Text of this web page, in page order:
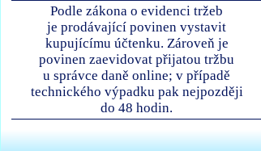
Podle zákona o evidenci tržeb
je prodávající povinen vystavit
kupujícímu účtenku. Zároveň je
povinen zaevidovat přijatou tržbu
u správce daně online; v případě
technického výpadku pak nejpozději
do 48 hodin.